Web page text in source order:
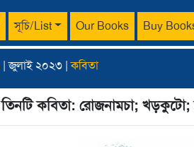
সূচি/List Our Books Buy
| জুলাই ২০২৩ |কবিতা
তিনটি কবিতা: রোজনামচা; খড়কুটো;